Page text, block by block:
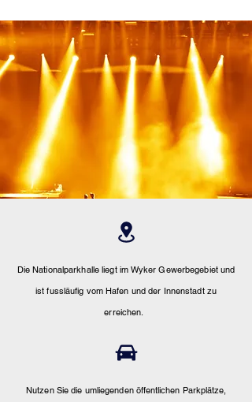
Die Nationalparkhalle liegt imWyker Gewerbegebiet und
ist fussläufig vom Hafen und der Innenstadt zu
erreichen.
Nutzen Sie die umliegenden öffentlichen Parkplätze,